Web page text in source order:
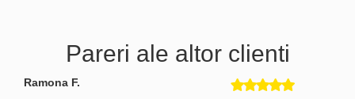
Pareri ale altor clienti
Ramona F.